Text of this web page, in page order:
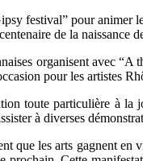
festival” pour animer
de la naissance
organisent avec “A
pour les artistes
toute particulière à
à diverses
que les arts gagnent